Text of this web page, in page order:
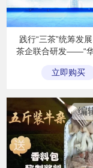
践行“三茶”统筹发
茶企联合研发——“
立即购买
立即购买
编